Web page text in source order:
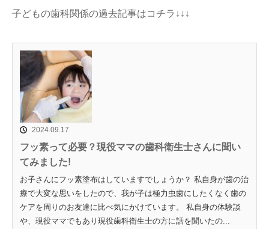
子どもの歯科関係の過去記事はコチラ↓↓↓
2024.09.17
フッ素って必要？現役ママの歯科衛生士さんに聞い
てみました!
お子さんにフッ素塗布はしていますでしょうか？ 私自身が歯の治
療で大変な思いをしたので、我が子は極力虫歯にしたくなく歯の
ケアを周りのお友達に比べ気にかけています。 私自身の体験談
や、現役ママでもあり現役歯科衛生士の方に話を聞いたの...